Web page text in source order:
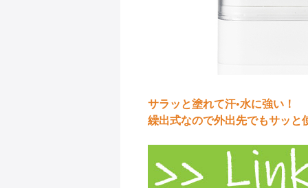
サラッと塗れて汗•水に強い！
繰出式なので外出先でもサッと